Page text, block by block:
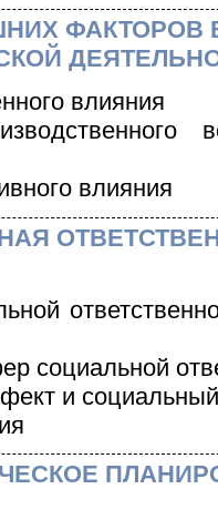
ФАКТОРОВ
влияния
влияния
социальной
и